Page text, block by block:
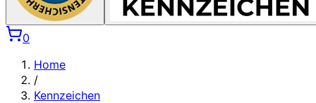
0
Home
/
Kennzeichen